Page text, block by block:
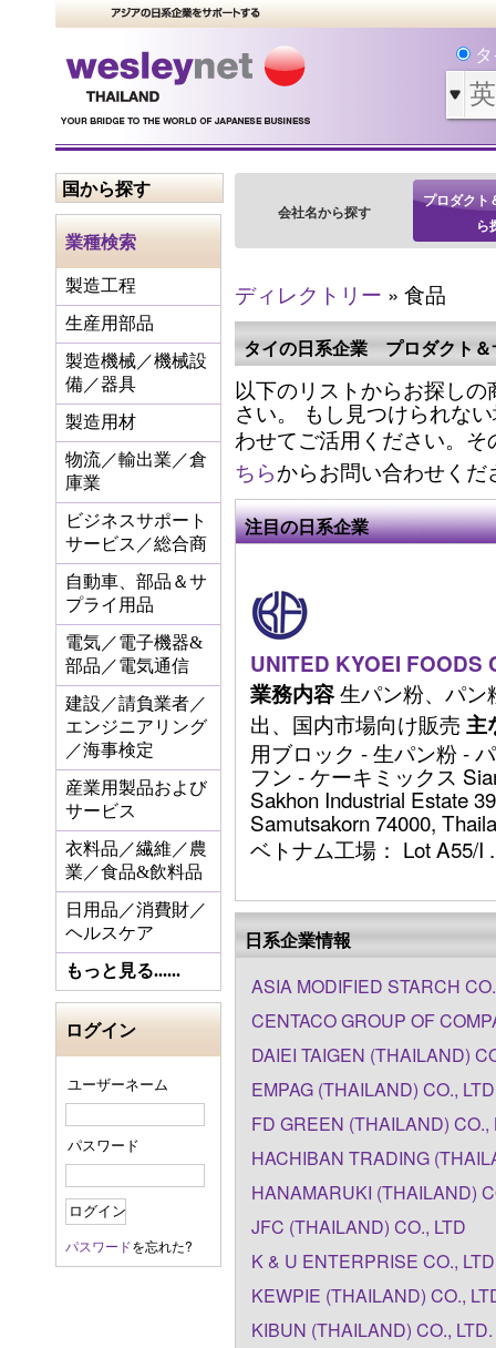
国から探す
業種検索
製造工程
生産用部品
製造機械／機械設
備／器具
製造用材
物流／輸出業／倉
庫業
ビジネスサポート
サービス／総合商
自動車、部品＆サ
プライ用品
電気／電子機器&
部品／電気通信
建設／請負業者／
エンジニアリング
／海事検定
産業用製品および
サービス
衣料品／繊維／農
業／食品&飲料品
日用品／消費財／
ヘルスケア
もっと見る......
ログイン
ユーザーネーム
パスワード
パスワードを忘れた?
会社名から探す
プロダクト
ら
ディレクトリー » 食品
タイの日系企業 プロダクト＆
以下のリストからお探し
さい。 もし見つけられな
わせてご活用ください。
ちらからお問い合わせくだ
注目の日系企業
UNITED KYOEI FOODS
業務内容生パン粉、パン
出、国内市場向け販売 主
用ブロック - 生パン粉 -
フン - ケーキミックス
Sakhon Industrial Estate
Samutsakorn 74000,
ベトナム工場： Lot A55/I
日系企業情報
ASIA MODIFIED STARCH
CENTACO GROUP OF
DAIEI TAIGEN (THAILAND)
EMPAG (THAILAND) CO., LTD
FD GREEN (THAILAND) CO.,
HACHIBAN TRADING
HANAMARUKI (THAILAND)
JFC (THAILAND) CO., LTD
K & U ENTERPRISE CO., LTD
KEWPIE (THAILAND) CO.,
KIBUN (THAILAND) CO., LTD.